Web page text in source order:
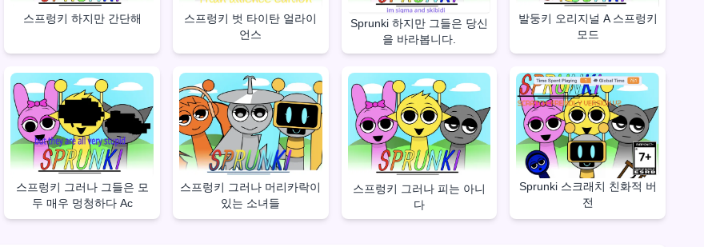
스프렁키 하지만 간단해
스프렁키 벗 타이탄 얼라이
언스
Sprunki 하지만 그들은 당신
을 바라봅니다.
발둥키 오리지널 A 스프렁키
모드
스프렁키 그러나 그들은 모
두 매우 멍청하다 Ac
스프렁키 그러나 머리카락이
있는 소녀들
스프렁키 그러나 피는 아니
다
Sprunki 스크래치 친화적 버
전